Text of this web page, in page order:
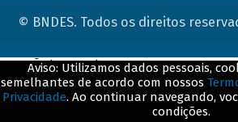
© BNDES. Todos os direitos
Aviso: Utilizamos dados pessoais,
semelhantes de acordo com nossos
Privacidade. Ao continuar navegando,
condições.
ConteÃºdo complementar
${title}${badge}